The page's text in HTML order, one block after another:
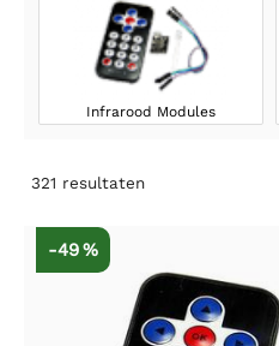
Infrarood Modules
321 resultaten
-49 %